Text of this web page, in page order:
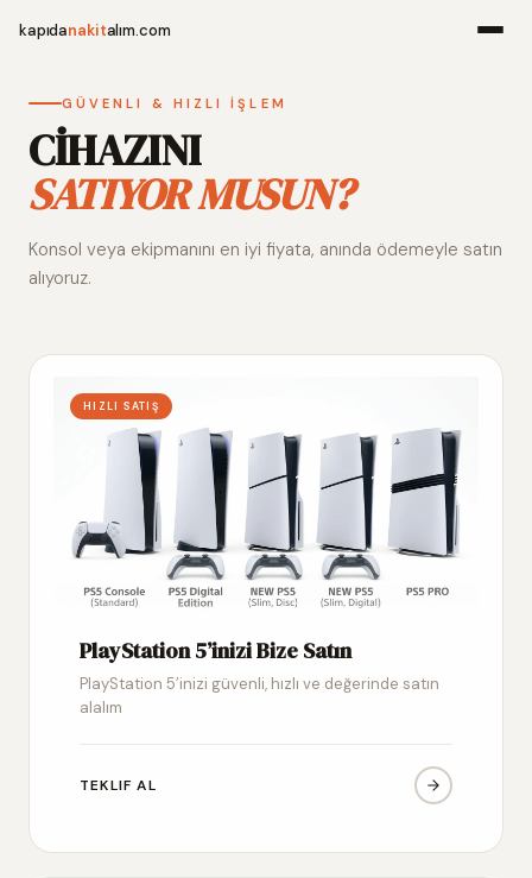
kapıdanakitalım.com
Alım
GÜVENLI & HIZLI İŞLEM
CİHAZINI
SATIYOR MUSUN?
Konsol veya ekipmanını en iyi fiyata, anında ödemeyle satın
alıyoruz.
HIZLI SATIŞ
PlayStation 5’inizi Bize Satın
PlayStation 5’inizi güvenli, hızlı ve değerinde satın
alalım
TEKLIF AL